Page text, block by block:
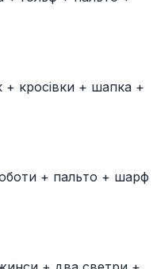
кросівки + шапка +
+ пальто + шарф